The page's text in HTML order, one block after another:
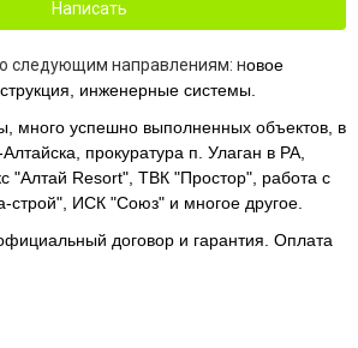
Написать
следующим направлениям: новое
инженерные системы.
много успешно выполненных объектов, в
прокуратура п. Улаган в РА,
"Алтай Resort", ТВК "Простор", работа с
строй", ИСК "Союз" и многое другое.
договор и гарантия. Оплата